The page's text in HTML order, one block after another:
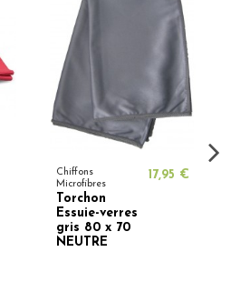
Chiffons
Microfibres
Torchon
Essuie-verres
gris 80 x 70
NEUTRE
17,95 €